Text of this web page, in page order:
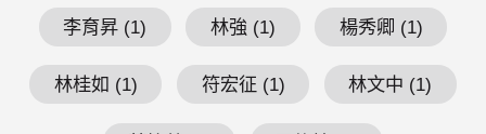
李育昇 (1) 林強 (1) 楊秀卿 (1)
林桂如 (1) 符宏征 (1) 林文中 (1)